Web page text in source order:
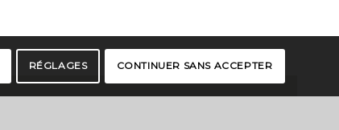
RÉGLAGES CONTINUER SANS ACCEPTER